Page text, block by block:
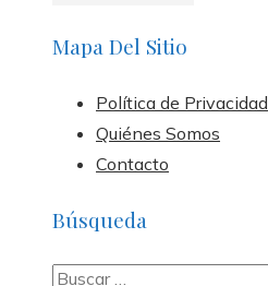
Mapa Del Sitio
Política de Privacidad
Quiénes Somos
Contacto
Búsqueda
Buscar: